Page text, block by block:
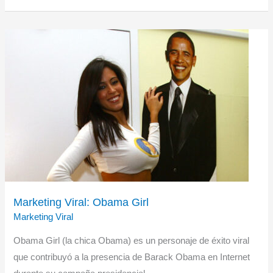
Happiness
Marketing Viral: Obama Girl
Marketing Viral
Obama Girl (la chica Obama) es un personaje de éxito viral
que contribuyó a la presencia de Barack Obama en Internet